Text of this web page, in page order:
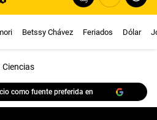
Betssy Chávez Feriados Dólar
Ciencias
como fuente preferida en